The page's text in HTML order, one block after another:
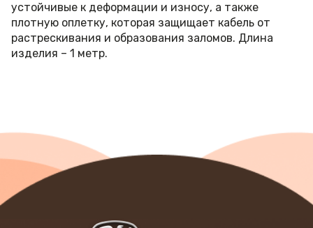
устойчивые к деформации и износу, а также
плотную оплетку, которая защищает кабель от
растрескивания и образования заломов. Длина
изделия – 1 метр.